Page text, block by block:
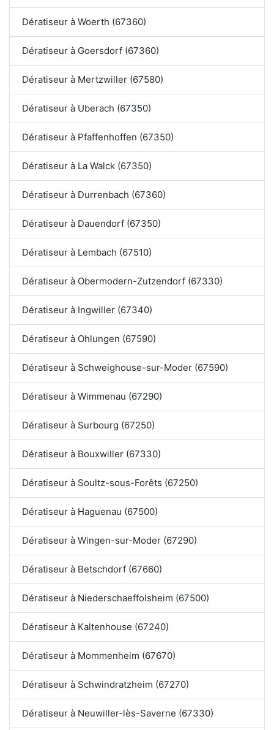
Dératiseur à Woerth (67360)
Dératiseur à Goersdorf (67360)
Dératiseur à Mertzwiller (67580)
Dératiseur à Uberach (67350)
Dératiseur à Pfaffenhoffen (67350)
Dératiseur à La Walck (67350)
Dératiseur à Durrenbach (67360)
Dératiseur à Dauendorf (67350)
Dératiseur à Lembach (67510)
Dératiseur à Obermodern-Zutzendorf (67330)
Dératiseur à Ingwiller (67340)
Dératiseur à Ohlungen (67590)
Dératiseur à Schweighouse-sur-Moder (67590)
Dératiseur à Wimmenau (67290)
Dératiseur à Surbourg (67250)
Dératiseur à Bouxwiller (67330)
Dératiseur à Soultz-sous-Forêts (67250)
Dératiseur à Haguenau (67500)
Dératiseur à Wingen-sur-Moder (67290)
Dératiseur à Betschdorf (67660)
Dératiseur à Niederschaeffolsheim (67500)
Dératiseur à Kaltenhouse (67240)
Dératiseur à Mommenheim (67670)
Dératiseur à Schwindratzheim (67270)
Dératiseur à Neuwiller-lès-Saverne (67330)